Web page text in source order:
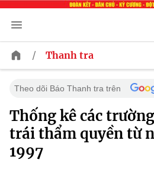
/ Thanh tra
Theo dõi Báo Thanh tra trên
Thống kê các
trái thẩm quyền từ
1997